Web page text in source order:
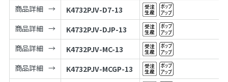
商品詳細
K4732PJV-D7-13
商品詳細
K4732PJV-DJP-13
商品詳細
K4732PJV-MC-13
商品詳細
K4732PJV-MCGP-13